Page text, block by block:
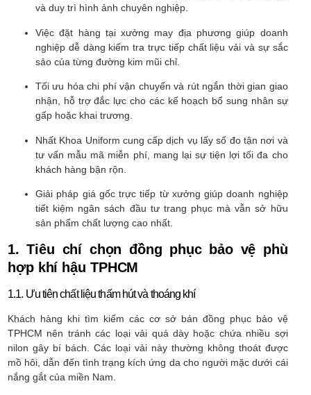
và duy trì hình ảnh chuyên nghiệp.
Việc đặt hàng tại xưởng may địa phương giúp doanh
nghiệp dễ dàng kiểm tra trực tiếp chất liệu vải và sự sắc
sảo của từng đường kim mũi chỉ.
Tối ưu hóa chi phí vận chuyển và rút ngắn thời gian giao
nhận, hỗ trợ đắc lực cho các kế hoạch bổ sung nhân sự
gấp hoặc khai trương.
Nhất Khoa Uniform cung cấp dịch vụ lấy số đo tận nơi và
tư vấn mẫu mã miễn phí, mang lại sự tiện lợi tối đa cho
khách hàng bận rộn.
Giải pháp giá gốc trực tiếp từ xưởng giúp doanh nghiệp
tiết kiệm ngân sách đầu tư trang phục mà vẫn sở hữu
sản phẩm chất lượng cao nhất.
1. Tiêu chí chọn đồng phục bảo vệ phù
hợp khí hậu TPHCM
1.1. Ưu tiên chất liệu thấm hút và thoáng khí
Khách hàng khi tìm kiếm các cơ sở bán đồng phục bảo vệ
TPHCM nên tránh các loại vải quá dày hoặc chứa nhiều sợi
nilon gây bí bách. Các loại vải này thường không thoát được
mồ hôi, dẫn đến tình trạng kích ứng da cho người mặc dưới cái
nắng gắt của miền Nam.